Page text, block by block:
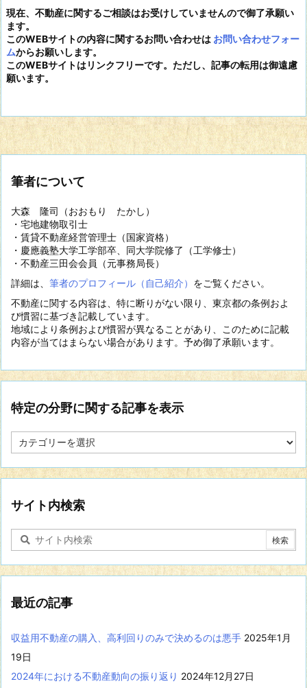
現在、不動産に関するご相談はお受けしていませんので御了承願い
ます。
このWEBサイトの内容に関するお問い合わせは お問い合わせフォー
ムからお願いします。
このWEBサイトはリンクフリーです。ただし、記事の転用は御遠慮
願います。
筆者について
大森 隆司（おおもり たかし）
・宅地建物取引士
・賃貸不動産経営管理士（国家資格）
・慶應義塾大学工学部卒、同大学院修了（工学修士）
・不動産三田会会員（元事務局長）
詳細は、 筆者のプロフィール（自己紹介） をご覧ください。
不動産に関する内容は、特に断りがない限り、東京都の条例およ
び慣習に基づき記載しています。
地域により条例および慣習が異なることがあり、このために記載
内容が当てはまらない場合があります。予め御了承願います。
特定の分野に関する記事を表示
定
分
に
関
す
記
事
を
示
サイト内検索
最近の記事
収益用不動産の購入、高利回りのみで決めるのは悪手 2025年1月
19日
2024年における不動産動向の振り返り 2024年12月27日